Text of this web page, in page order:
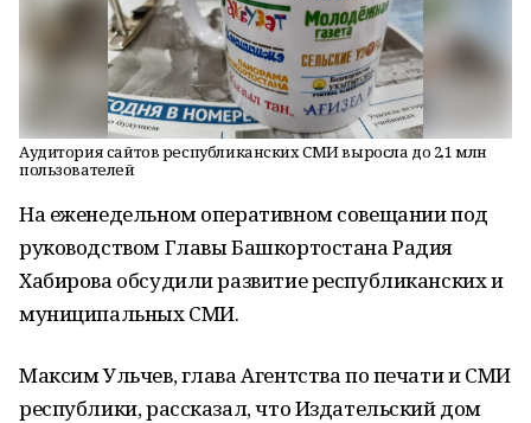
Аудитория сайтов республиканских СМИ выросла до 2,1 млн
пользователей
На еженедельном оперативном совещании под
руководством Главы Башкортостана Радия
Хабирова обсудили развитие республиканских и
муниципальных СМИ.
Максим Ульчев, глава Агентства по печати и СМИ
республики, рассказал, что Издательский дом